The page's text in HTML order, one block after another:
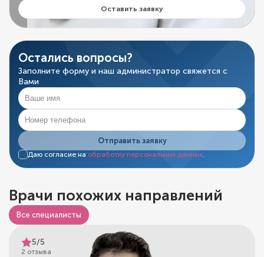
Оставить заявку
Остались вопросы?
Заполните форму и наш администратор свяжется с
Вами
Отправить заявку
Даю согласие на обработку персональных данных.
Врачи похожих направлений
Все специалисты
5/5
2 отзыва